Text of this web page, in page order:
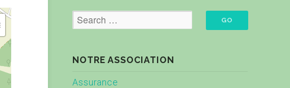
NOTRE ASSOCIATION
Assurance